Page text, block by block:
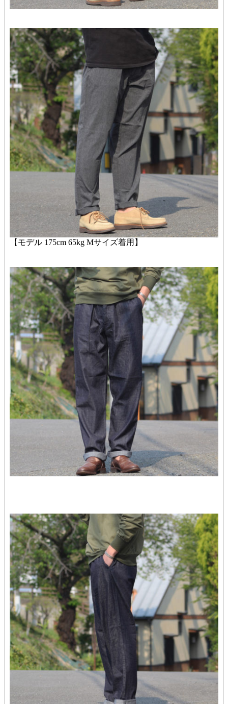
【モデル 175cm 65kg Mサイズ着用】